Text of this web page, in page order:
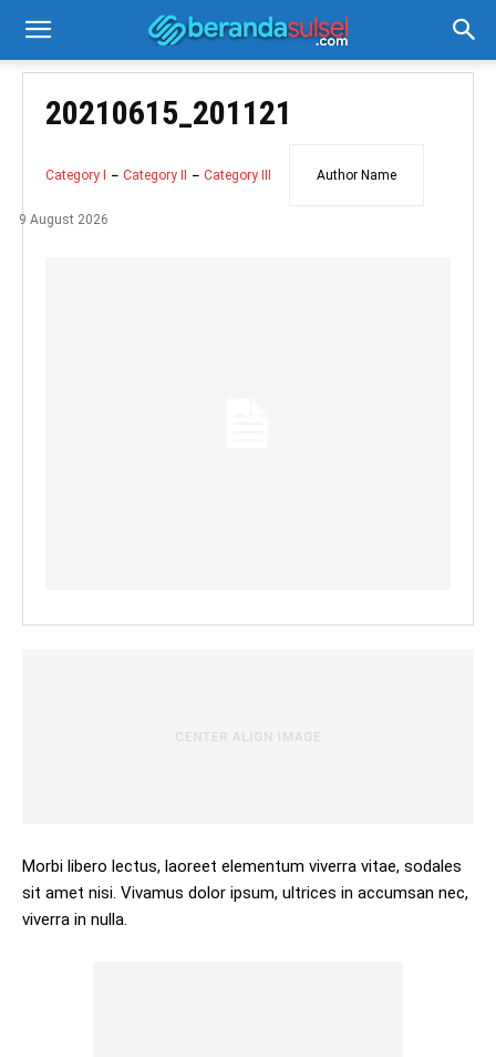
20210615_201121
Category I Category II Category III Author Name
9 August 2026
Morbi libero lectus, laoreet elementum viverra vitae, sodales
sit amet nisi. Vivamus dolor ipsum, ultrices in accumsan nec,
viverra in nulla.